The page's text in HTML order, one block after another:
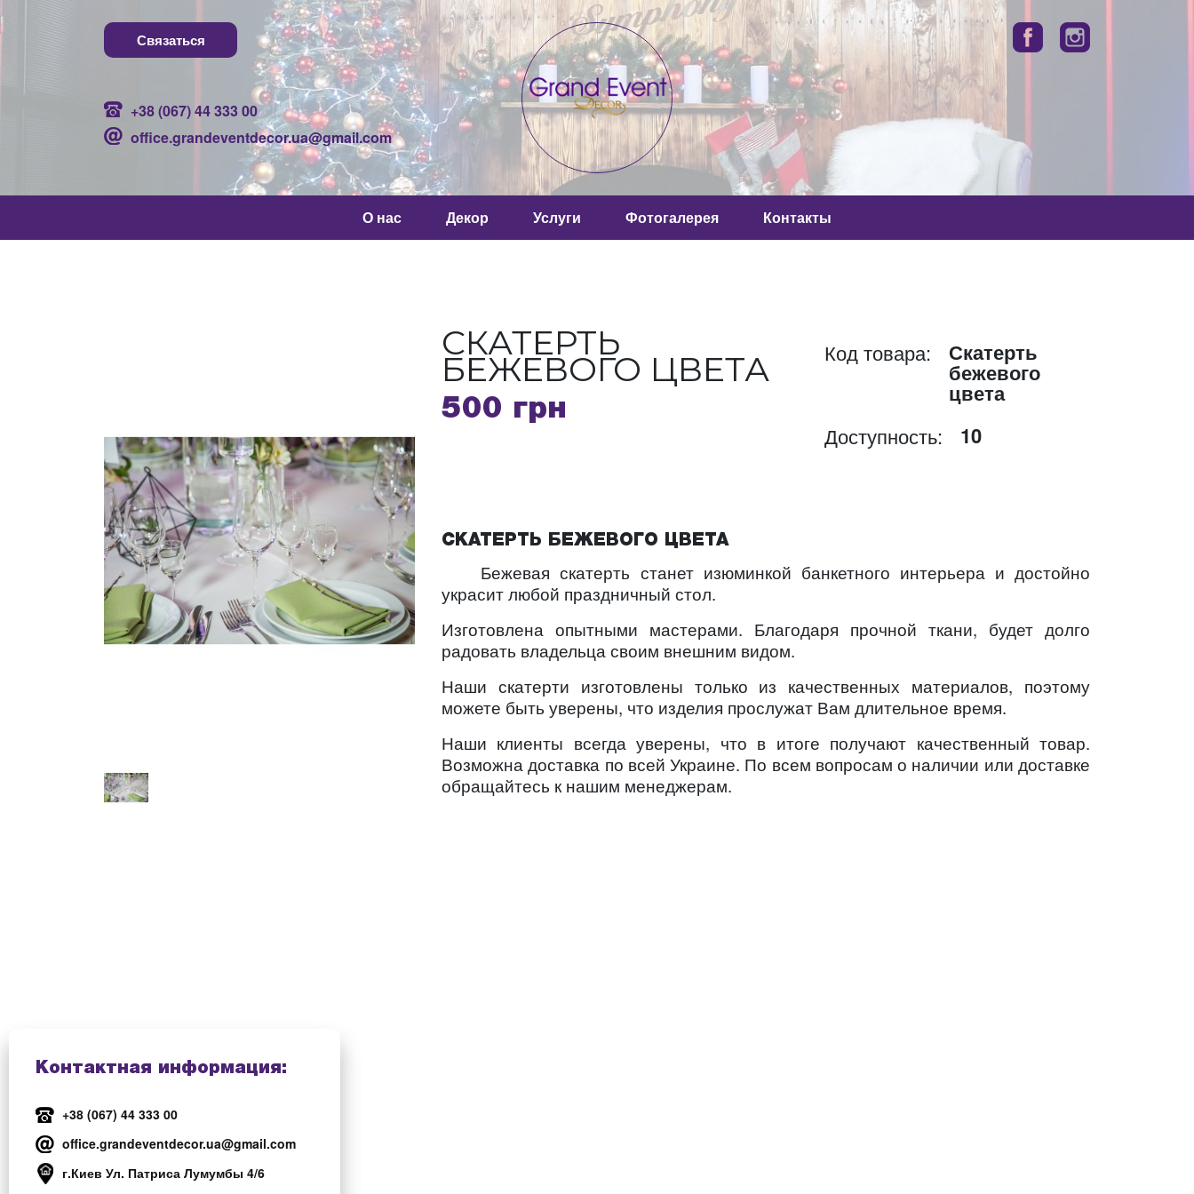
Связаться
+38 (067) 44 333 00
office.grandeventdecor.ua@gmail.com
О нас Декор Услуги Фотогалерея Контакты
СКАТЕРТЬ
БЕЖЕВОГО ЦВЕТА
500 грн
Код товара: Скатерть
бежевого
цвета
Доступность: 10
СКАТЕРТЬ БЕЖЕВОГО ЦВЕТА
Бежевая скатерть станет изюминкой банкетного интерьера и достойно
украсит любой праздничный стол.
Изготовлена опытными мастерами. Благодаря прочной ткани, будет долго
радовать владельца своим внешним видом.
Наши скатерти изготовлены только из качественных материалов, поэтому
можете быть уверены, что изделия прослужат Вам длительное время.
Наши клиенты всегда уверены, что в итоге получают качественный товар.
Возможна доставка по всей Украине. По всем вопросам о наличии или доставке
обращайтесь к нашим менеджерам.
Контактная информация:
+38 (067) 44 333 00
office.grandeventdecor.ua@gmail.com
г.Киев Ул. Патриса Лумумбы 4/6